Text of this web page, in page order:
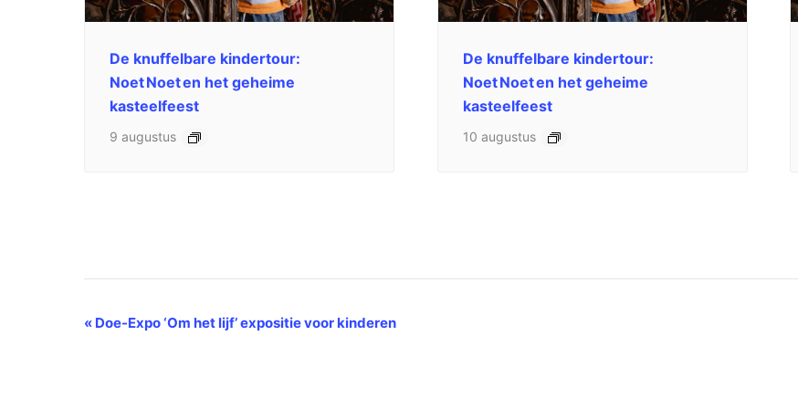
De knuffelbare kindertour:
Noet Noet en het geheime
kasteelfeest
9 augustus
De knuffelbare kindertour:
Noet Noet en het geheime
kasteelfeest
10 augustus
Evenement
« Doe-Expo ‘Om het lijf’ expositie voor kinderen